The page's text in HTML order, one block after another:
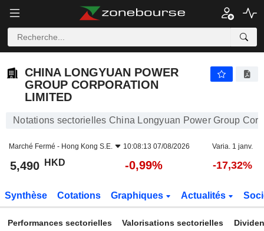
-0,99%
CHINA LONGYUAN POWER
GROUP CORPORATION
LIMITED
Notations sectorielles China Longyuan Power Group
Marché Fermé - Hong Kong S.E. 10:08:13 07/08/2026 Varia. 1 janv.
5,490 HKD -0,99% -17,32%
Synthèse Cotations Graphiques Actualités
Performances sectorielles Valorisations sectorielles